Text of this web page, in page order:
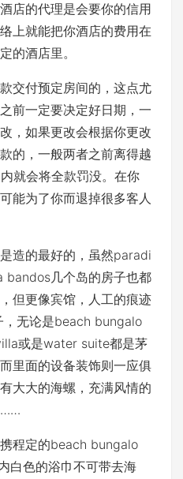
店的代理是会要你的信用
上就能把你酒店的费用在
的酒店里。
交付预定房间的，这点尤
前一定要决定好日期，一
，如果更改会根据你更改
的，一般两者之前离得越
就会将全款罚没。在你
能为了你而退掉很多客人
造的最好的，虽然paradi
bandos几个岛的房子也都
但更像宾馆，人工的痕迹
无论是beach bungalo
或是water suite都是茅
里面的设备装饰则一应俱
大大的海螺，充满风情的
……
程定的beach bungalo
白色的浴巾不可带去海